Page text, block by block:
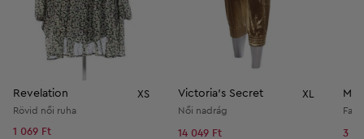
Revelation XS
Rövid női ruha
1 069 Ft
Victoria's Secret XL
Női nadrág
14 049 Ft 3